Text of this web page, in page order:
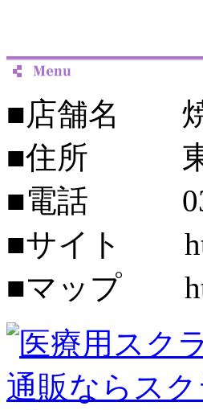
■店舗名 焼
■住所 東京
■電話 03-
■サイト
■マップ